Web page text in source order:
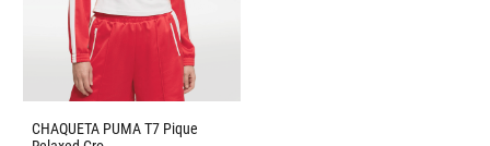
CHAQUETA PUMA T7 Pique